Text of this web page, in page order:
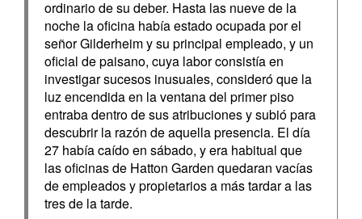
ordinario de su deber. Hasta las nueve de la
noche la oficina había estado ocupada por el
señor Gilderheim y su principal empleado, y un
oficial de paisano, cuya labor consistía en
investigar sucesos inusuales, consideró que la
luz encendida en la ventana del primer piso
entraba dentro de sus atribuciones y subió para
descubrir la razón de aquella presencia. El día
27 había caído en sábado, y era habitual que
las oficinas de Hatton Garden quedaran vacías
de empleados y propietarios a más tardar a las
tres de la tarde.